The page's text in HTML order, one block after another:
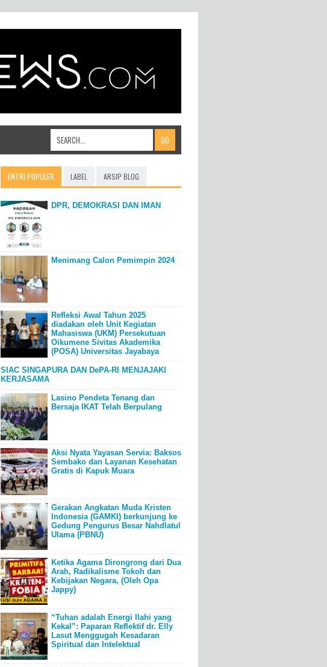
ENTRI POPULER LABEL ARSIP BLOG
DPR, DEMOKRASI DAN IMAN
Menimang Calon Pemimpin 2024
Refleksi Awal Tahun 2025
diadakan oleh Unit Kegiatan
Mahasiswa (UKM) Persekutuan
Oikumene Sivitas Akademika
(POSA) Universitas Jayabaya
SIAC SINGAPURA DAN DePA-RI MENJAJAKI
KERJASAMA
Lasino Pendeta Tenang dan
Bersaja IKAT Telah Berpulang
Aksi Nyata Yayasan Servia: Baksos
Sembako dan Layanan Kesehatan
Gratis di Kapuk Muara
Gerakan Angkatan Muda Kristen
Indonesia (GAMKI) berkunjung ke
Gedung Pengurus Besar Nahdlatul
Ulama (PBNU)
Ketika Agama Dirongrong dari Dua
Arah, Radikalisme Tokoh dan
Kebijakan Negara, (Oleh Opa
Jappy)
“Tuhan adalah Energi Ilahi yang
Kekal”: Paparan Reflektif dr. Elly
Lasut Menggugah Kesadaran
Spiritual dan Intelektual